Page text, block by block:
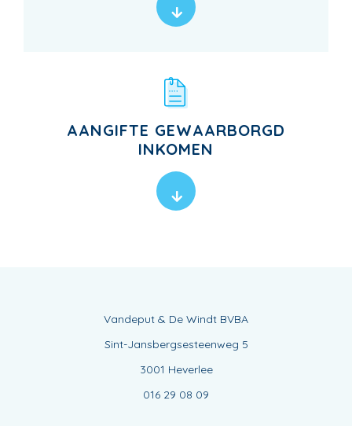
AANGIFTE GEWAARBORGD
INKOMEN
Vandeput & De Windt BVBA
Sint-Jansbergsesteenweg 5
3001 Heverlee
016 29 08 09